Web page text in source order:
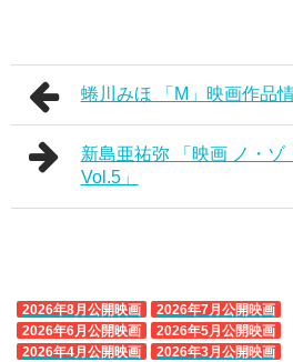
蜷川みほ 「M」映画作品
新島亜祐弥 「映画 ノ・ゾ
Vol.5」
2026年8月公開映画
2026年7月公開映画
2026年6月公開映画
2026年5月公開映画
2026年4月公開映画
2026年3月公開映画